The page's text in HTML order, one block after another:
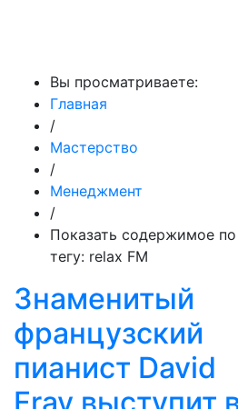
Вы просматриваете:
Главная
/
Мастерство
/
Менеджмент
/
Показать содержимое по
тегу: relax FM
Знаменитый
французский
пианист David